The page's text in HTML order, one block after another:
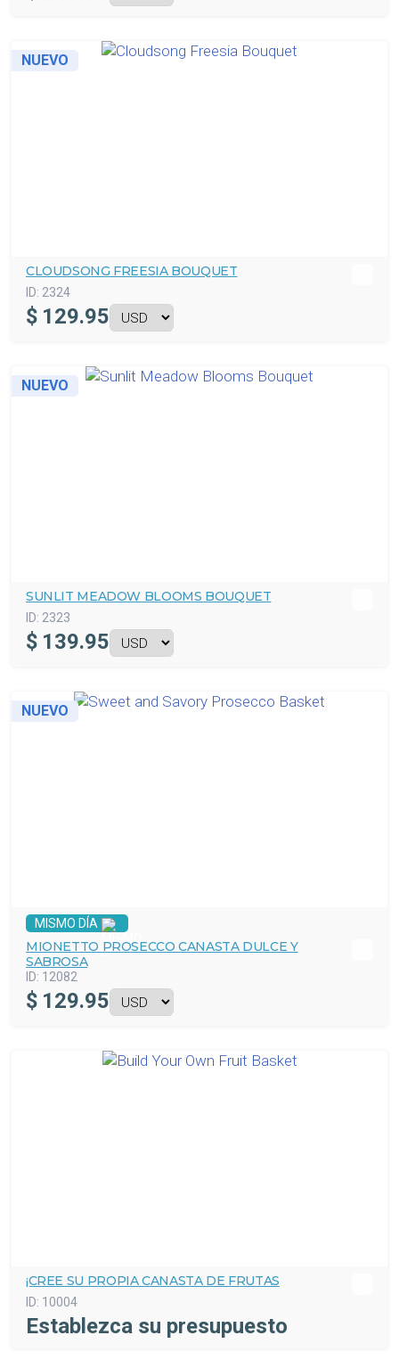
NUEVO
CLOUDSONG FREESIA BOUQUET
ID: 2324
$ 129.95
NUEVO
SUNLIT MEADOW BLOOMS BOUQUET
ID: 2323
$ 139.95
NUEVO
MISMO DÍA
MIONETTO PROSECCO CANASTA DULCE Y
SABROSA
ID: 12082
$ 129.95
¡CREE SU PROPIA CANASTA DE FRUTAS
ID: 10004
Establezca su presupuesto